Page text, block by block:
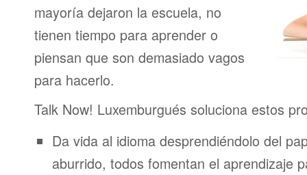
mayoría dejaron la escuela, no
tienen tiempo para aprender o
piensan que son demasiado vagos
para hacerlo.
Talk Now! Luxemburgués soluciona estos
Da vida al idioma desprendiéndolo del
aburrido, todos fomentan el aprendizaje